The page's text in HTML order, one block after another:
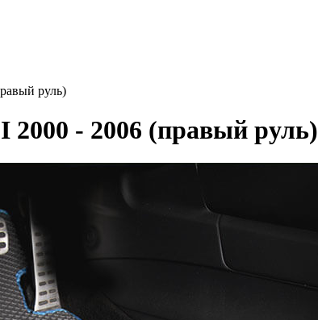
руль)
2000 - 2006 (правый руль)